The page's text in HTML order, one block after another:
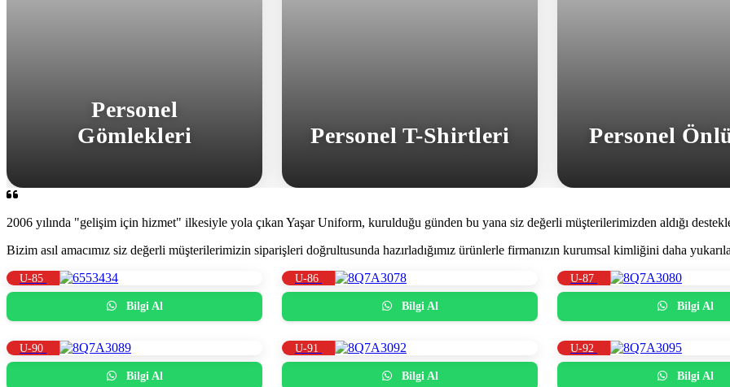
Personel
Gömlekleri
Personel T-Shirtleri Personel
2006 yılında "gelişim için hizmet" ilkesiyle yola çıkan Yaşar Uniform, kurulduğu günden bu yana siz değerli müşterilerimizden aldığı
Bizim asıl amacımız siz değerli müşterilerimizin siparişleri doğrultusunda hazırladığımız ürünlerle firmanızın kurumsal kimliğini daha
U-85
Bilgi Al
U-86
Bilgi Al
U-87
Bilgi Al
U-90
Bilgi Al
U-91
Bilgi Al
U-92
Bilgi Al